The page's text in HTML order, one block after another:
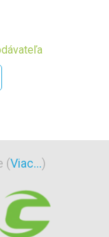
(Viac...)